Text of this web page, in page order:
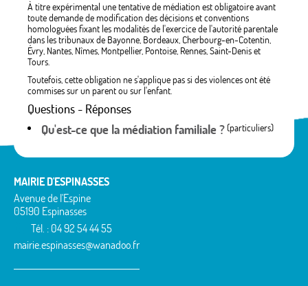
À titre expérimental une tentative de médiation est obligatoire avant
toute demande de modification des décisions et conventions
homologuées fixant les modalités de l'exercice de l'autorité parentale
dans les tribunaux de Bayonne, Bordeaux, Cherbourg-en-Cotentin,
Évry, Nantes, Nîmes, Montpellier, Pontoise, Rennes, Saint-Denis et
Tours.
Toutefois, cette obligation ne s'applique pas si des violences ont été
commises sur un parent ou sur l'enfant.
Questions - Réponses
Qu'est-ce que la médiation familiale ?(particuliers)
MAIRIE D'ESPINASSES
Avenue de l'Espine
05190 Espinasses
Tél. : 04 92 54 44 55
mairie.espinasses@wanadoo.fr